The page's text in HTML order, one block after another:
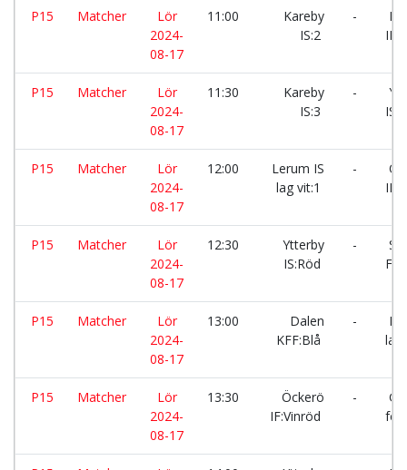
P15 Matcher
Lör
2024-
08-17
11:00
Kareby
IS:2
-
P15 Matcher
Lör
2024-
08-17
11:30
Kareby
IS:3
-
P15 Matcher
Lör
2024-
08-17
12:00
Lerum IS
lag vit:1
-
P15 Matcher
Lör
2024-
08-17
12:30
Ytterby
IS:Röd
-
P15 Matcher
Lör
2024-
08-17
13:00
Dalen
KFF:Blå
-
lag
P15 Matcher
Lör
2024-
08-17
13:30
Öckerö
IF:Vinröd
-
fc:2